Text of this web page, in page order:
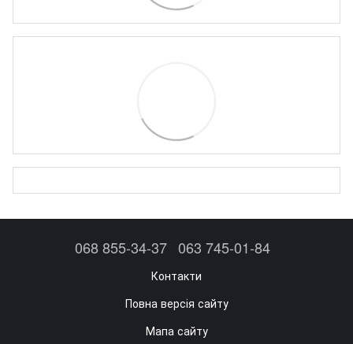
068 855-34-37 063 745-01-84
Контакти
Повна версія сайту
Мапа сайту